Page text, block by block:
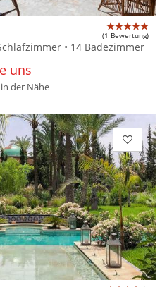
(1 Bewertung)
• 14 Badezimmer
uns
der Nähe